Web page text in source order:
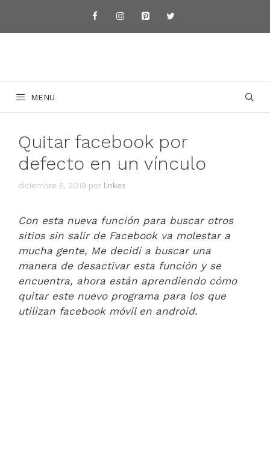
contenido
MENU
Quitar facebook por
defecto en un vínculo
diciembre 6, 2019 por linkes
Con esta nueva función para buscar otros
sitios sin salir de Facebook va molestar a
mucha gente, Me decidí a buscar una
manera de desactivar esta función y se
encuentra, ahora están aprendiendo cómo
quitar este nuevo programa para los que
utilizan facebook móvil en android.